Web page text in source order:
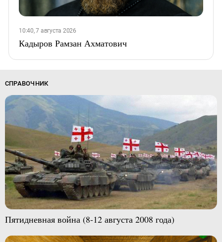
10:40, 7 августа 2026
Кадыров Рамзан Ахматович
СПРАВОЧНИК
Пятидневная война (8-12 августа 2008 года)